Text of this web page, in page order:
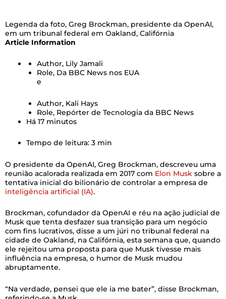
Legenda da foto, Greg Brockman, presidente da OpenAI,
em um tribunal federal em Oakland, Califórnia
Article Information
Author, Lily Jamali
Role, Da BBC News nos EUA
e
Author, Kali Hays
Role, Repórter de Tecnologia da BBC News
Há 17 minutos
Tempo de leitura: 3 min
O presidente da OpenAI, Greg Brockman, descreveu uma
reunião acalorada realizada em 2017 com Elon Musk sobre a
tentativa inicial do bilionário de controlar a empresa de
inteligência artificial (IA).
Brockman, cofundador da OpenAI e réu na ação judicial de
Musk que tenta desfazer sua transição para um negócio
com fins lucrativos, disse a um júri no tribunal federal na
cidade de Oakland, na Califórnia, esta semana que, quando
ele rejeitou uma proposta para que Musk tivesse mais
influência na empresa, o humor de Musk mudou
abruptamente.
“Na verdade, pensei que ele ia me bater”, disse Brockman,